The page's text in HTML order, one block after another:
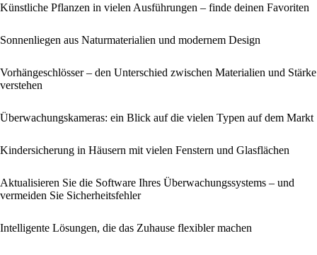
Künstliche Pflanzen in vielen Ausführungen – finde deinen Favoriten
Sonnenliegen aus Naturmaterialien und modernem Design
Vorhängeschlösser – den Unterschied zwischen Materialien und Stärke
verstehen
Überwachungskameras: ein Blick auf die vielen Typen auf dem Markt
Kindersicherung in Häusern mit vielen Fenstern und Glasflächen
Aktualisieren Sie die Software Ihres Überwachungssystems – und
vermeiden Sie Sicherheitsfehler
Intelligente Lösungen, die das Zuhause flexibler machen